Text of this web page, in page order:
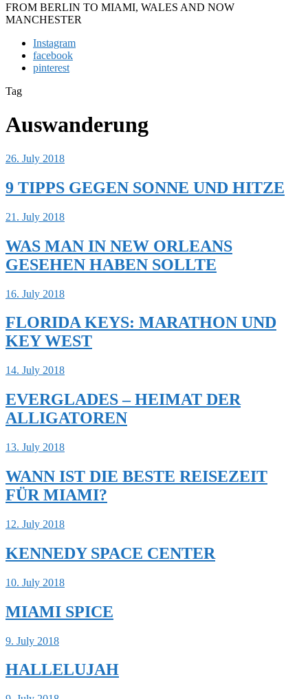
FROM BERLIN TO MIAMI, WALES AND NOW
MANCHESTER
Instagram
facebook
pinterest
Tag
Auswanderung
26. July 2018
9 TIPPS GEGEN SONNE UND HITZE
21. July 2018
WAS MAN IN NEW ORLEANS
GESEHEN HABEN SOLLTE
16. July 2018
FLORIDA KEYS: MARATHON UND
KEY WEST
14. July 2018
EVERGLADES – HEIMAT DER
ALLIGATOREN
13. July 2018
WANN IST DIE BESTE REISEZEIT
FÜR MIAMI?
12. July 2018
KENNEDY SPACE CENTER
10. July 2018
MIAMI SPICE
9. July 2018
HALLELUJAH